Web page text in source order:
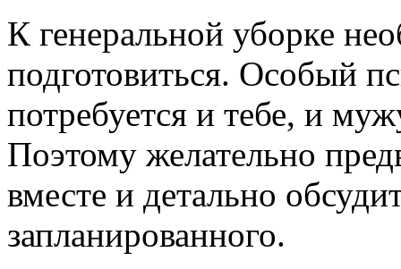
К генеральной уборке
подготовиться. Особый
потребуется и тебе, и
Поэтому желательно
вместе и детально
запланированного.